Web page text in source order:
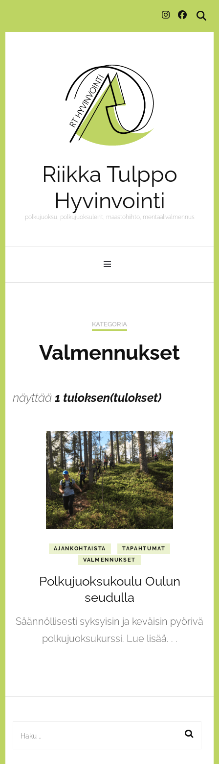
Riikka Tulppo
Hyvinvointi
polkujuoksu, polkujuoksuleirit, maastohiihto, mentaalivalmennus
KATEGORIA
Valmennukset
näyttää1 tuloksen(tulokset)
AJANKOHTAISTA
TAPAHTUMAT
VALMENNUKSET
Polkujuoksukoulu Oulun
seudulla
Säännöllisesti syksyisin ja keväisin pyörivä
polkujuoksukurssi. Lue lisää. . .
Haku: